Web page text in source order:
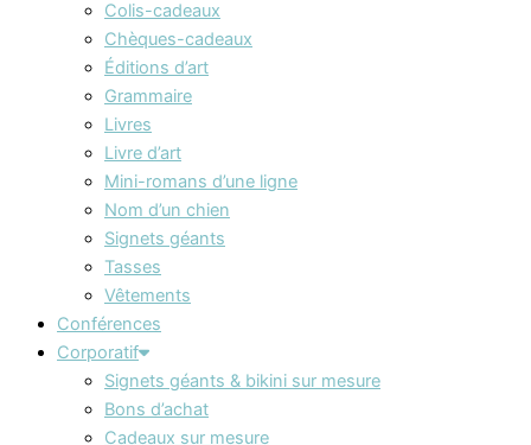
Colis-cadeaux
Chèques-cadeaux
Éditions d’art
Grammaire
Livres
Livre d’art
Mini-romans d’une ligne
Nom d’un chien
Signets géants
Tasses
Vêtements
Conférences
Corporatif
Signets géants & bikini sur mesure
Bons d’achat
Cadeaux sur mesure